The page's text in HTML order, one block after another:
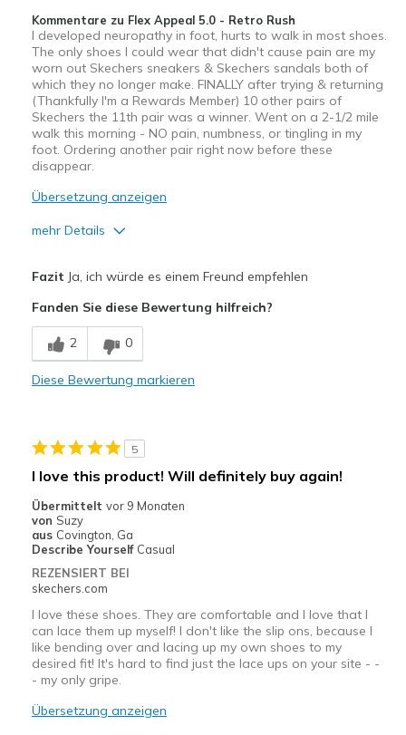
View On Shoes
I'm Really Into Shoes
Kommentare zu Flex Appeal 5.0 - Retro Rush
I developed neuropathy in foot, hurts to walk in most shoes.
The only shoes I could wear that didn't cause pain are my
worn out Skechers sneakers & Skechers sandals both of
which they no longer make. FINALLY after trying & returning
(Thankfully I'm a Rewards Member) 10 other pairs of
Skechers the 11th pair was a winner. Went on a 2-1/2 mile
walk this morning - NO pain, numbness, or tingling in my
foot. Ordering another pair right now before these
disappear.
Übersetzung anzeigen
mehr Details
Width
Sizing
View On Shoes
Shoes are for Wearing
Fazit Ja, ich würde es einem Freund empfehlen
Fanden Sie diese Bewertung hilfreich?
2 0
Diese Bewertung markieren
5
I love this product! Will definitely buy again!
Übermittelt vor 9 Monaten
von Suzy
aus Covington, Ga
Describe Yourself Casual
REZENSIERT BEI
skechers.com
I love these shoes. They are comfortable and I love that I
can lace them up myself! I don't like the slip ons, because I
like bending over and lacing up my own shoes to my
desired fit! It's hard to find just the lace ups on your site - -
- my only gripe.
Übersetzung anzeigen